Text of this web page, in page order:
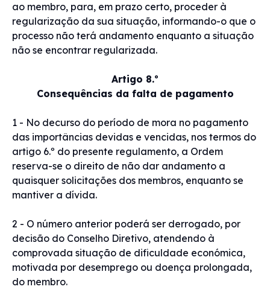
ao membro, para, em prazo certo, proceder à
regularização da sua situação, informando-o que o
processo não terá andamento enquanto a situação
não se encontrar regularizada.
Artigo 8.º
Consequências da falta de pagamento
1 - No decurso do período de mora no pagamento
das importâncias devidas e vencidas, nos termos do
artigo 6.º do presente regulamento, a Ordem
reserva-se o direito de não dar andamento a
quaisquer solicitações dos membros, enquanto se
mantiver a dívida.
2 - O número anterior poderá ser derrogado, por
decisão do Conselho Diretivo, atendendo à
comprovada situação de dificuldade económica,
motivada por desemprego ou doença prolongada,
do membro.